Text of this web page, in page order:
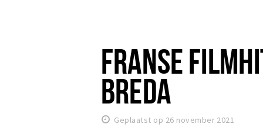
FRANSE
BREDA
Geplaatst op 26 november 2021